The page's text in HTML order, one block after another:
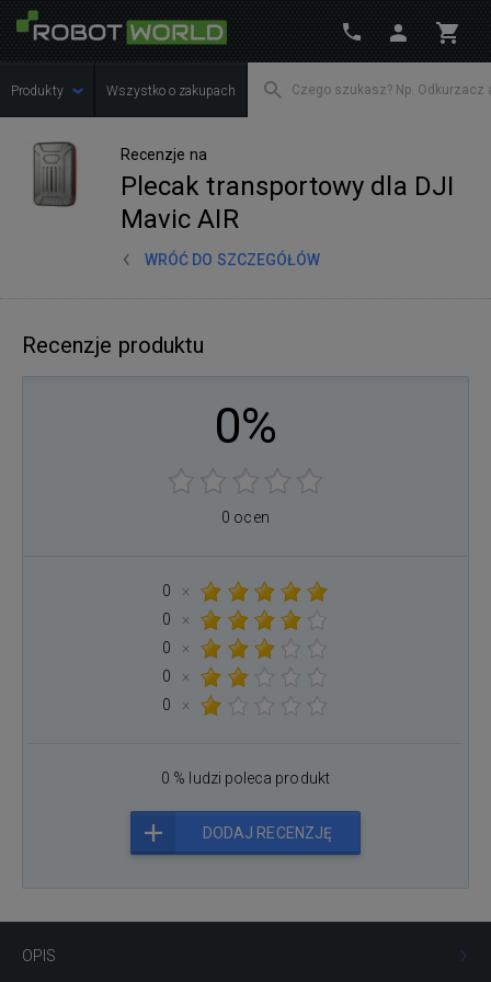
Produkty Wszystko o zakupach
Recenzje na
Plecak transportowy dla DJI
Mavic AIR
WRÓĆ DO SZCZEGÓŁÓW
OPIS
Recenzje produktu
0%
0 ocen
0
×
0
×
0
×
0
×
0
×
0 % ludzi poleca produkt
DODAJ RECENZJĘ